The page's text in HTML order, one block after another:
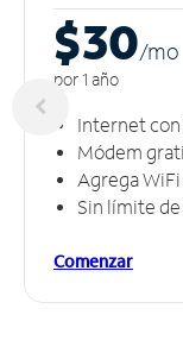
$30/mo
por 1 año
Internet
Módem
Agrega
Sin límite
Comenzar